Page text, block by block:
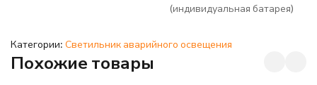
(индивидуальная батарея)
Категории: Светильник аварийного освещения
Похожие товары